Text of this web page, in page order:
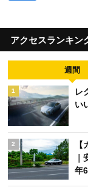
アクセスランキン
週間
1
レ
い
2
年6